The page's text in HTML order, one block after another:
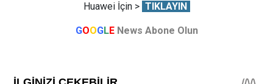
Huawei İçin > TIKLAYIN
GOOGLE News Abone Olun